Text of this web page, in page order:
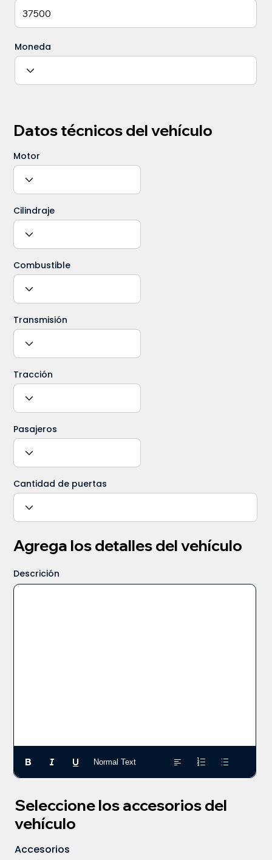
Moneda
Datos técnicos del vehículo
Motor
Cilindraje
Combustible
Transmisión
Tracción
Pasajeros
Cantidad de puertas
Agrega los detalles del vehículo
Descrición
Normal Text
Seleccione los accesorios del
vehículo
Accesorios